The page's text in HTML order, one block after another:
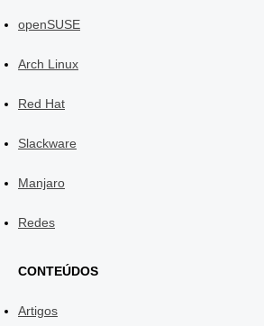
openSUSE
Arch Linux
Red Hat
Slackware
Manjaro
Redes
CONTEÚDOS
Artigos